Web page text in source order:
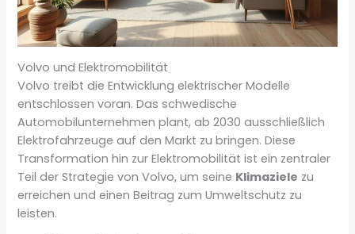
Volvo und Elektromobilität
Volvo treibt die Entwicklung elektrischer Modelle
entschlossen voran. Das schwedische
Automobilunternehmen plant, ab 2030 ausschließlich
Elektrofahrzeuge auf den Markt zu bringen. Diese
Transformation hin zur Elektromobilität ist ein zentraler
Teil der Strategie von Volvo, um seine Klimaziele zu
erreichen und einen Beitrag zum Umweltschutz zu
leisten.